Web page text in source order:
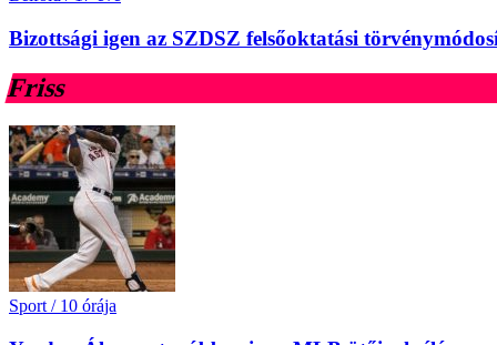
Bizottsági igen az SZDSZ felsőoktatási
Friss
Sport / 10 órája